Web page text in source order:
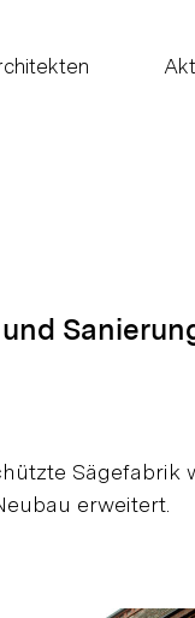
Sägefabrik
erweitert.